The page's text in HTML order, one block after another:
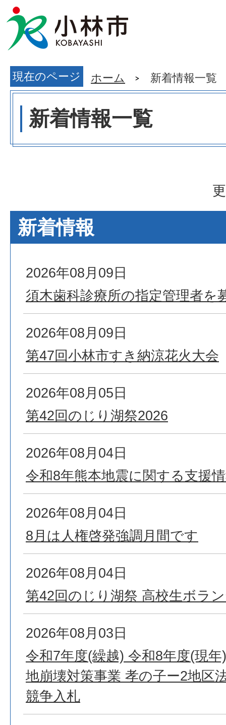
現在のページ ホーム 新着情報一覧
新着情報一覧
新着情報
2026年08月09日
須木歯科診療所の指定管理者を
2026年08月09日
第47回小林市すき納涼花火大会
2026年08月05日
第42回のじり湖祭2026
2026年08月04日
令和8年熊本地震に関する支援
2026年08月04日
8月は人権啓発強調月間です
2026年08月04日
第42回のじり湖祭 高校生ボラ
2026年08月03日
令和7年度(繰越) 令和8年度(現
地崩壊対策事業 孝の子ー2地区
競争入札